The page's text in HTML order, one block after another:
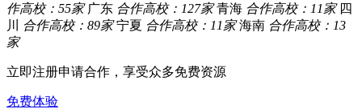
作高校：55家 广东 合作高校：127家 青海 合作高校：11家 四
川
合作高校：89家 宁夏 合作高校：11家 海南 合作高校：13
家
立即注册申请合作，享受众多免费资源
免费体验